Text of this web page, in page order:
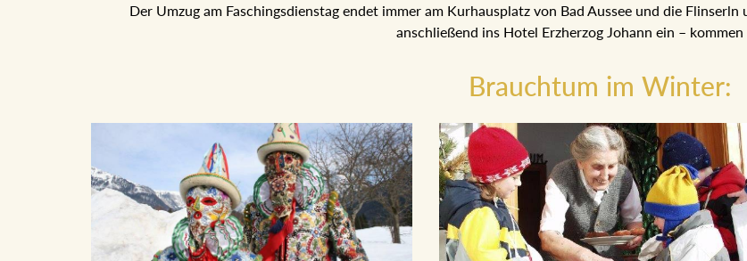
Der Umzug am Faschingsdienstag endet immer am Kurhausplatz von Bad Aussee und die
anschließend ins Hotel Erzherzog Johann ein – kommen
Brauchtum im Winter: